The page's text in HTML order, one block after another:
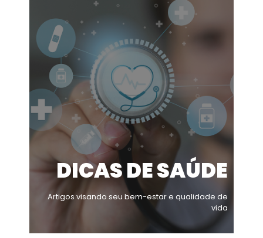
DICAS DE SAÚDE
Artigos visando seu bem-estar e qualidade de
vida